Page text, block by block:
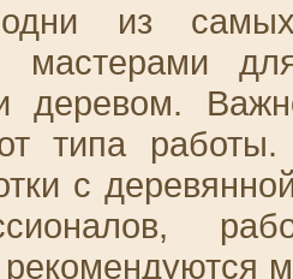
из самых
мастерами
деревом.
типа
с